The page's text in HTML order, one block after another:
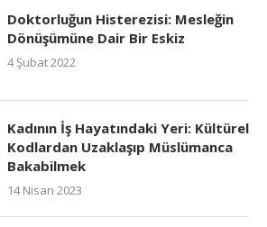
Doktorluğun Histerezisi: Mesleğin
Dönüşümüne Dair Bir Eskiz
4 Şubat 2022
Kadının İş Hayatındaki Yeri: Kültürel
Kodlardan Uzaklaşıp Müslümanca
Bakabilmek
14 Nisan 2023